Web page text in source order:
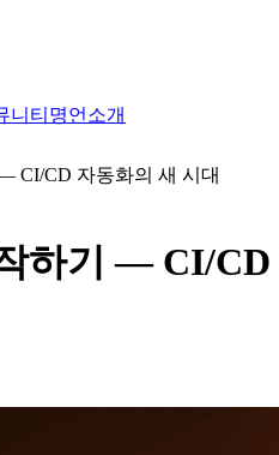
니티 명언 소개
CI/CD 자동화의 새 시대
하기 — CI/CD